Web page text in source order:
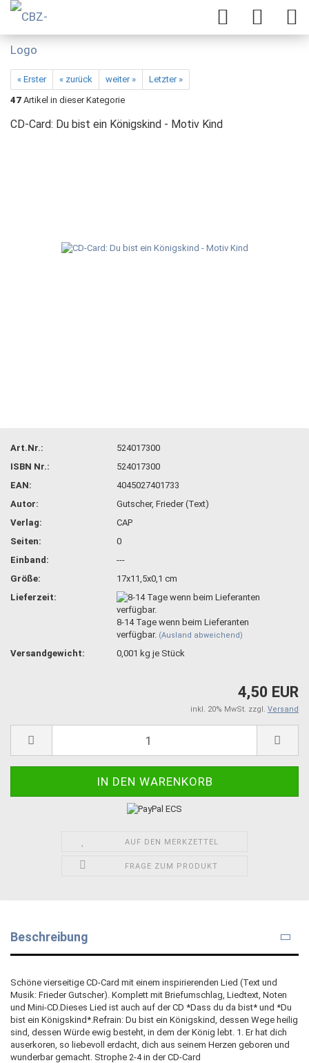
« Erster « zurück weiter »
Letzter »
47 Artikel in dieser Kategorie
CD-Card: Du bist ein Königskind - Motiv Kind
Art.Nr.:
524017300
ISBN Nr.:
524017300
EAN:
4045027401733
Autor:
Gutscher, Frieder (Text)
Verlag:
CAP
Seiten:
0
Einband:
---
Größe:
17x11,5x0,1 cm
Lieferzeit:
8-14 Tage wenn beim Lieferanten
verfügbar. (Ausland abweichend)
Versandgewicht: 0,001 kg je Stück
4,50 EUR
inkl. 20% MwSt. zzgl. Versand
AUF DEN MERKZETTEL
FRAGE ZUM PRODUKT
Beschreibung
Schöne vierseitige CD-Card mit einem inspirierenden Lied (Text und
Musik: Frieder Gutscher). Komplett mit Briefumschlag, Liedtext, Noten
und Mini-CD.Dieses Lied ist auch auf der CD *Dass du da bist* und *Du
bist ein Königskind*.Refrain: Du bist ein Königskind, dessen Wege heilig
sind, dessen Würde ewig besteht, in dem der König lebt. 1. Er hat dich
auserkoren, so liebevoll erdacht, dich aus seinem Herzen geboren und
wunderbar gemacht. Strophe 2-4 in der CD-Card